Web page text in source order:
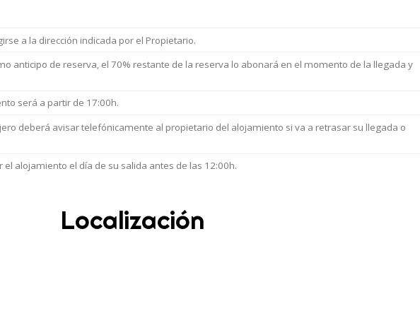
a la dirección indicada por el Propietario.
anticipo de reserva, el 70% restante de la reserva lo abonará en el momento de la llegada y
será a partir de 17:00h.
deberá avisar telefónicamente al propietario del alojamiento si va a retrasar su llegada o
alojamiento el día de su salida antes de las 12:00h.
Localización